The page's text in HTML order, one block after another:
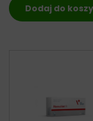
Dodaj do